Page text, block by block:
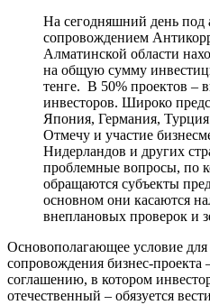
На сегодняшний день
сопровождением
Алматинской области
на общую сумму
тенге. В 50% проектов –
инвесторов. Широко
Япония, Германия,
Отмечу и участие
Нидерландов и других
проблемные вопросы, по
обращаются субъекты
основном они касаются
внеплановых проверок и
Основополагающее условие
сопровождения бизнес-проекта
соглашению, в котором
отечественный – обязуется